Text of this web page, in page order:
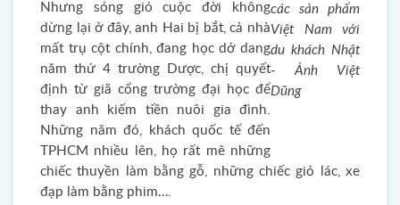
các sản phẩm
Việt Nam với
du khách Nhật
- Ảnh Việt
Dũng
Nhưng sóng gió cuộc đời không
dừng lại ở đây, anh Hai bị bắt, cả nhà
mất trụ cột chính, đang học dở dang
năm thứ 4 trường Dược, chị quyết
định từ giã cổng trường đại học để
thay anh kiếm tiền nuôi gia đình.
Những năm đó, khách quốc tế đến
TPHCM nhiều lên, họ rất mê những
chiếc thuyền làm bằng gỗ, những chiếc giỏ lác, xe
đạp làm bằng phim….